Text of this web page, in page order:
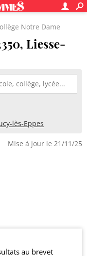
Notre Dame
Liesse-
lès-Eppes
Mise à jour le 21/11/25
au brevet